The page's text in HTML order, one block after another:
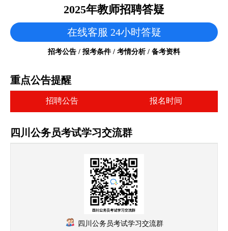
2025年教师招聘答疑
在线客服 24小时答疑
招考公告 / 报考条件 / 考情分析 / 备考资料
重点公告提醒
招聘公告 报名时间
四川公务员考试学习交流群
四川公务员考试学习交流群